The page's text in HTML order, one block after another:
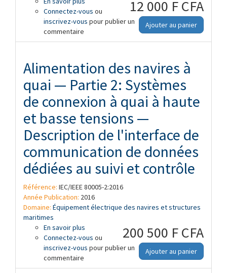
12 000 F CFA
Ajouter au panier
quai — Partie 1: Systèmes de connexion à
quai à haute tension — Exigences
générales — Amendement 2
Connectez-vous ou
inscrivez-vous pour publier un
commentaire
Alimentation des navires à
quai — Partie 2: Systèmes
de connexion à quai à haute
et basse tensions —
Description de l'interface de
communication de données
dédiées au suivi et contrôle
Référence: IEC/IEEE 80005-2:2016
Année Publication: 2016
Domaine: Équipement électrique des navires et structures
maritimes
200 500 F CFA
Ajouter au panier
En savoir plus à propos de Alimentation des navires à
quai — Partie 2: Systèmes de connexion à
quai à haute et basse tensions —
Description de l'interface de
communication de données dédiées au
Connectez-vous ou
inscrivez-vous pour publier un
commentaire